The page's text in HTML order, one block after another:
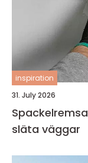
inspiration
31. July 2026
Spackelremsa grunden för hållbara och
släta väggar